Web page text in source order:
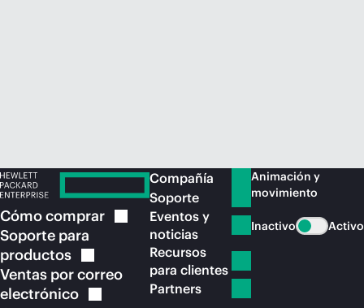
Cómocomprar
Soporte para
productos
Ventas por correo
electrónico
Compañía
Soporte
Eventos y
noticias
Recursos
para clientes
Partners
Animación y
movimiento
Inactivo Activo